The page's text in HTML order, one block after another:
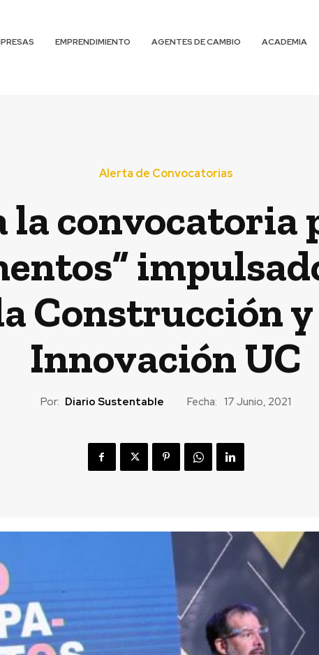
EMPRENDIMIENTO AGENTES DE CAMBIO ACADEMIA
Alerta de Convocatorias
la convocatoria
Construcción
Innovación UC
Por: Diario Sustentable Fecha: 17 Junio, 2021